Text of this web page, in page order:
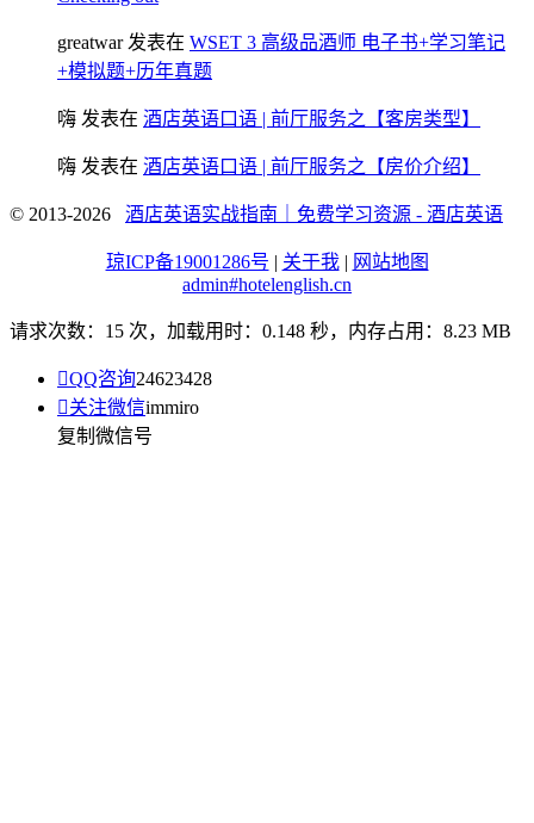
greatwar发表在 WSET 3 高级品酒师 电子书+学习笔记
+模拟题+历年真题
嗨 发表在 酒店英语口语 | 前厅服务之【客房类型】
嗨 发表在 酒店英语口语 | 前厅服务之【房价介绍】
© 2013-2026 酒店英语实战指南｜免费学习资源 - 酒店英语
琼ICP备19001286号 | 关于我 | 网站地图
admin#hotelenglish.cn
请求次数：15 次，加载用时：0.148 秒，内存占用：8.23 MB
QQ咨询24623428
关注微信immiro
复制微信号